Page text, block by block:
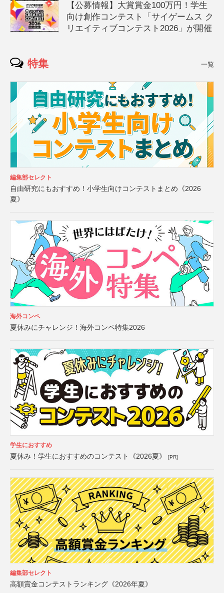
【公募情報】大賞賞金100万円！学生
向け創作コンテスト「サイゲームス ク
リエイティブコンテスト2026」が開催
特集 一覧
編集部セレクト
自由研究にもおすすめ！小学生向けコンテストまとめ《2026
夏》
海外コンペ
夏休みにチャレンジ！海外コンペ特集2026
学生におすすめ
夏休み！学生におすすめのコンテスト《2026夏》 [PR]
編集部セレクト
高額賞金コンテストランキング《2026年夏》